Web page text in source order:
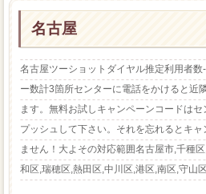
ツーショットダイヤル番組紹介
アプリでツーショットダイヤル
ツーショット関連ニュース
名古屋
名古屋ツーショットダイヤル推定利用者
ー数計3箇所センターに電話をかけると近
ます。無料お試しキャンペーンコードは
プッシュして下さい。それを忘れるとキ
ません！大よその対応範囲名古屋市,千種
和区,瑞穂区,熱田区,中川区,港区,南区,守山区